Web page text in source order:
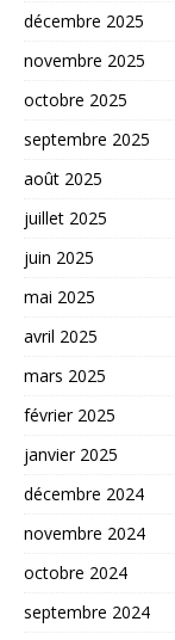
décembre 2025
novembre 2025
octobre 2025
septembre 2025
août 2025
juillet 2025
juin 2025
mai 2025
avril 2025
mars 2025
février 2025
janvier 2025
décembre 2024
novembre 2024
octobre 2024
septembre 2024